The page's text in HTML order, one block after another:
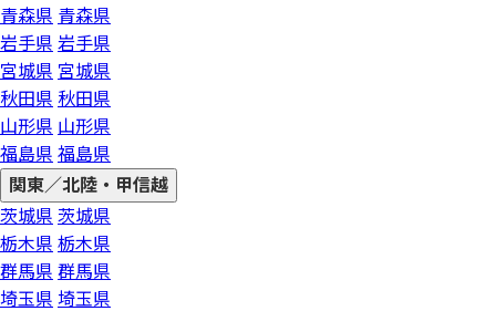
青森県 青森県
岩手県 岩手県
宮城県 宮城県
秋田県 秋田県
山形県 山形県
福島県 福島県
関東／北陸・甲信越
茨城県 茨城県
栃木県 栃木県
群馬県 群馬県
埼玉県 埼玉県